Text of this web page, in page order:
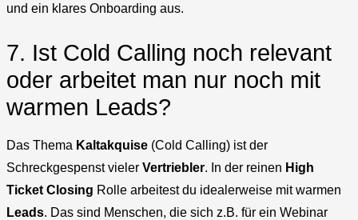
und ein klares Onboarding aus.
7. Ist Cold Calling noch relevant
oder arbeitet man nur noch mit
warmen Leads?
Das Thema Kaltakquise (Cold Calling) ist der
Schreckgespenst vieler Vertriebler. In der reinen High
Ticket Closing Rolle arbeitest du idealerweise mit warmen
Leads. Das sind Menschen, die sich z.B. für ein Webinar